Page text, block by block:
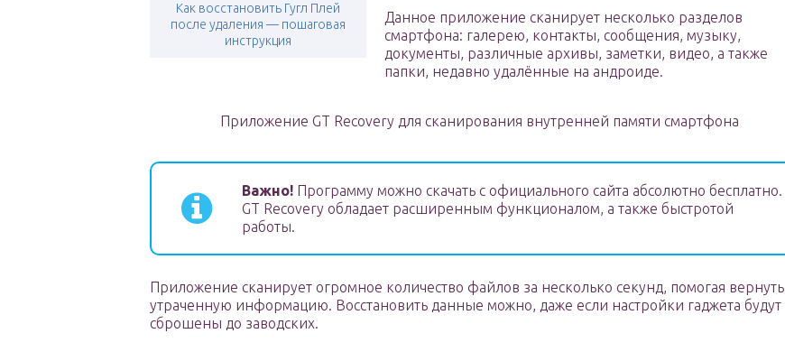
Как восстановить Гугл Плей
после удаления — пошаговая
инструкция
Данное приложение сканирует несколько разделов
смартфона: галерею, контакты, сообщения, музыку,
документы, различные архивы, заметки, видео, а также
папки, недавно удалённые на андроиде.
Приложение GT Recovery для сканирования внутренней памяти смартфона
Важно! Программу можно скачать с официального сайта абсолютно бесплатно.
GT Recovery обладает расширенным функционалом, а также быстротой
работы.
Приложение сканирует огромное количество файлов за несколько секунд, помогая вернуть
утраченную информацию. Восстановить данные можно, даже если настройки гаджета будут
сброшены до заводских.